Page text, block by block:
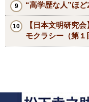
“高学歴な人”ほど
【日本文明研究
モクラシー（第１